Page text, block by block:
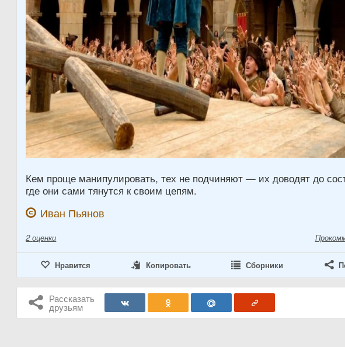
Кем проще манипулировать, тех не подчиняют — их доводят до
где они сами тянутся к своим цепям.
Иван Пьянов
2 оценки
Нравится Копировать Сборники
Рассказать
друзьям